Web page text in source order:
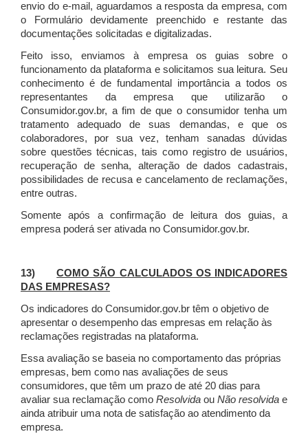
envio do e-mail, aguardamos a resposta da empresa, com
o Formulário devidamente preenchido e restante das
documentações solicitadas e digitalizadas.
Feito isso, enviamos à empresa os guias sobre o
funcionamento da plataforma e solicitamos sua leitura. Seu
conhecimento é de fundamental importância a todos os
representantes da empresa que utilizarão o
Consumidor.gov.br, a fim de que o consumidor tenha um
tratamento adequado de suas demandas, e que os
colaboradores, por sua vez, tenham sanadas dúvidas
sobre questões técnicas, tais como registro de usuários,
recuperação de senha, alteração de dados cadastrais,
possibilidades de recusa e cancelamento de reclamações,
entre outras.
Somente após a confirmação de leitura dos guias, a
empresa poderá ser ativada no Consumidor.gov.br.
13)COMO SÃO CALCULADOS OS INDICADORES
DAS EMPRESAS?
Os indicadores do Consumidor.gov.br têm o objetivo de
apresentar o desempenho das empresas em relação às
reclamações registradas na plataforma.
Essa avaliação se baseia no comportamento das próprias
empresas, bem como nas avaliações de seus
consumidores, que têm um prazo de até 20 dias para
avaliar sua reclamação como Resolvida ou Não resolvida e
ainda atribuir uma nota de satisfação ao atendimento da
empresa.